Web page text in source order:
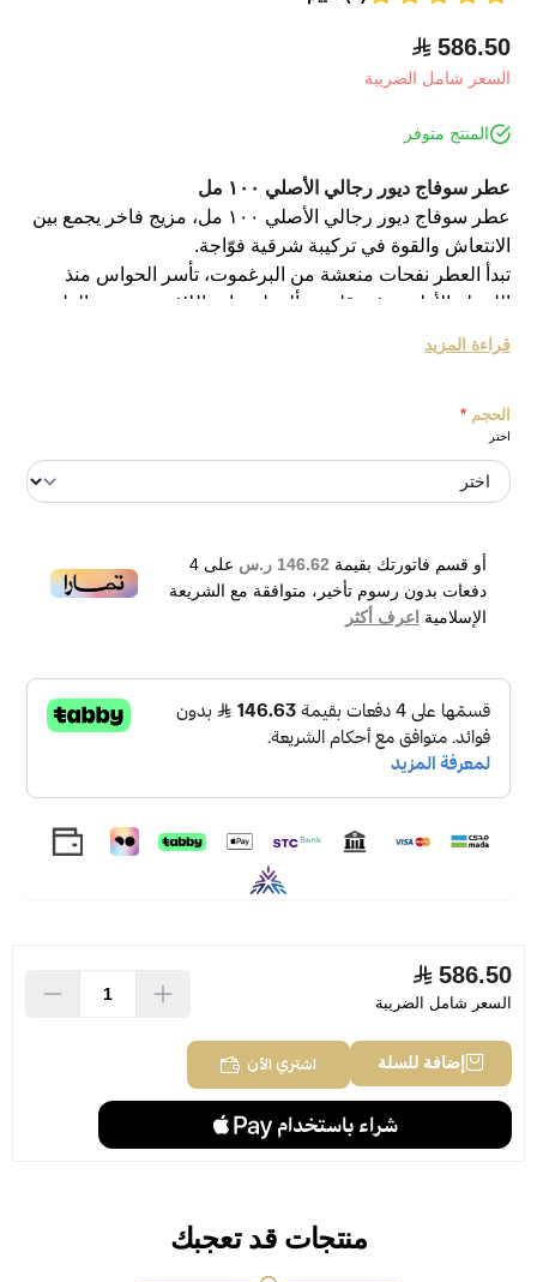
586.50
السعر شامل الضريبة
المنتج متوفر
عطر سوفاج ديور رجالي الأصلي ١٠٠ مل
عطر سوفاج ديور رجالي الأصلي ١٠٠ مل، مزيج فاخر يجمع بين
الانتعاش والقوة في تركيبة شرقية فوّاجة.
تبدأ العطر نفحات منعشة من البرغموت، تأسر الحواس منذ
اللحظة الأولى. وفي قلبه، تتألق لمسات اللافندر وجوزة الطيب
والفلفل مع دفء الينسون الصيني، مما يخلق توازناً رائعاً بين
الحيوية والأناقة. أما القاعدة فتحتضن العنبر الغني مع دفء
- حجم العطر: 100 مل
- المميزات الرئيسية:
- تركيبة فريدة بتوقيع Francois Demachy، تعكس الأناقة
- ثبات يدوم لساعات طويلة مع رائحة لا تُنسى.
- مثالي للرجل الواثق في جميع المناسبات.
شحن مجاني و سريع خلال 24 ساعة للرياض و 72 ساعة لبقية
مدن المملكة وجميع دول الخليج .
قراءة المزيد
الحجم *
اختر
أو قسم فاتورتك بقيمة 146.62 ر.س على 4
دفعات بدون رسوم تأخير، متوافقة مع الشريعة
الإسلامية اعرف أكثر
586.50
السعر شامل الضريبة
إضافة للسلة اشتري الآن
منتجات قد تعجبك